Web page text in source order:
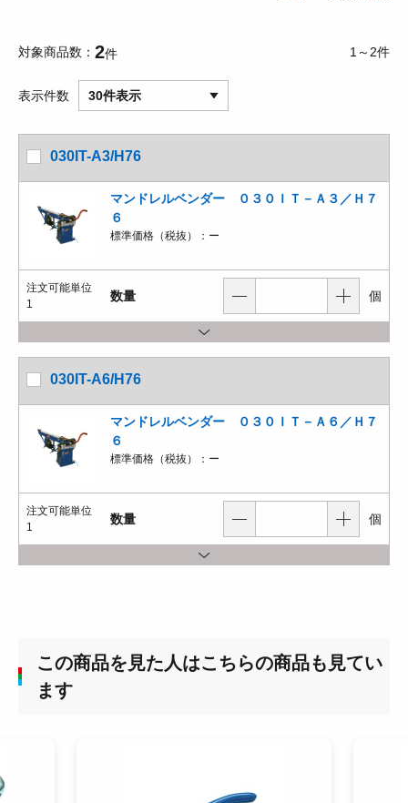
対象商品数 2件 1～2件
表示件数 30件表示
030IT-A3/H76
マンドレルベンダー ０３０ＩＴ－Ａ３／Ｈ７
６
標準価格（税抜）： ー
注文可能単位
1
数量 個
030IT-A6/H76
マンドレルベンダー ０３０ＩＴ－Ａ６／Ｈ７
６
標準価格（税抜）： ー
注文可能単位
1
数量 個
この商品を見た人はこちらの商品も見てい
ます